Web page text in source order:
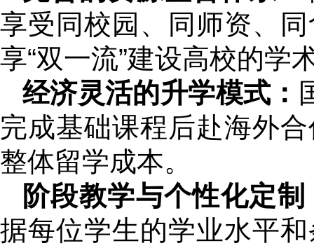
享受同校园、同师资、
享“双一流”建设高校的学
经济灵活的升学模式：
完成基础课程后赴海外
整体留学成本。
阶段教学与个性化定制
据每位学生的学业水平